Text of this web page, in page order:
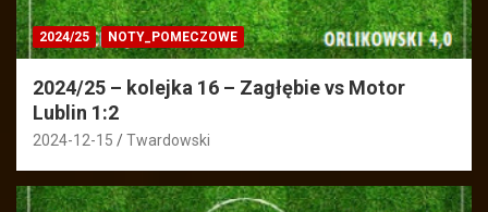
2024/25 NOTY_POMECZOWE
2024/25 – kolejka 16 – Zagłębie vs Motor
Lublin 1:2
2024-12-15 Twardowski